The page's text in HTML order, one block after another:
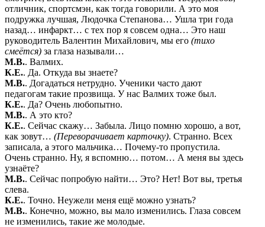
отличник, спортсмэн, как тогда говорили. А это моя
подружка лучшая, Людочка Степанова… Ушла три года
назад… инфаркт… с тех пор я совсем одна… Это наш
руководитель Валентин Михайлович, мы его (тихо
смеётся) за глаза называли…
М.В.. Валмих.
К.Е.. Да. Откуда вы знаете?
М.В.. Догадаться нетрудно. Ученики часто дают
педагогам такие прозвища. У нас Валмих тоже был.
К.Е.. Да? Очень любопытно.
М.В.. А это кто?
К.Е.. Сейчас скажу… Забыла. Лицо помню хорошо, а вот,
как зовут… (Переворачивает карточку). Странно. Всех
записала, а этого мальчика… Почему-то пропустила.
Очень странно. Ну, я вспомню… потом… А меня вы здесь
узнаёте?
М.В.. Сейчас попробую найти… Это? Нет! Вот вы, третья
слева.
К.Е.. Точно. Неужели меня ещё можно узнать?
М.В.. Конечно, можно, вы мало изменились. Глаза совсем
не изменились, такие же молодые.